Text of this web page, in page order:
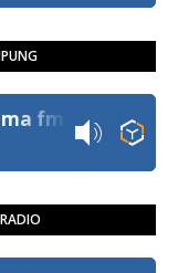
fm